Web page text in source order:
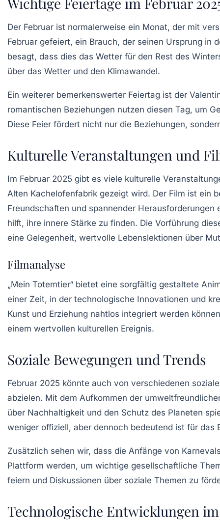
Der Februar ist normalerweise ein Monat, der mit
Februar gefeiert, ein Brauch, der seinen Ursprung in
besagt, dass dies das Wetter für den Rest des
über das Wetter und den Klimawandel.
Ein weiterer bemerkenswerter Feiertag ist der
romantischen Beziehungen nutzen diesen Tag, um
Diese Feier fördert nicht nur die Beziehungen,
Kulturelle Veranstaltungen und
Im Februar 2025 gibt es viele kulturelle
Alten Kachelofenfabrik gezeigt wird. Der Film ist ein
Freundschaften und spannender
hilft, ihre innere Stärke zu finden. Die Vorführung
eine Gelegenheit, wertvolle Lebenslektionen über
Filmanalyse
„Mein Totemtier“ bietet eine sorgfältig gestaltete
einer Zeit, in der technologische Innovationen und
Kunst und Erziehung nahtlos integriert werden
einem wertvollen kulturellen Ereignis.
Soziale Bewegungen und Trends
Februar 2025 könnte auch von verschiedenen
abzielen. Mit dem Aufkommen der
über Nachhaltigkeit und den Schutz des Planeten
weniger offiziell, aber dennoch bedeutend ist für
Zusätzlich sehen wir, dass die Anfänge von
Plattform werden, um wichtige gesellschaftliche
feiern und Diskussionen über soziale Themen zu
Technologische Entwicklungen im